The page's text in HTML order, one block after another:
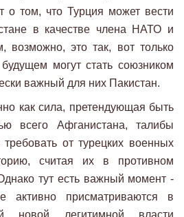
о том, что Турция может вести
в качестве члена НАТО и
возможно, это так, вот только
могут стать союзником
важный для них Пакистан.
как сила, претендующая быть
всего Афганистана, талибы
от турецких военных
считая их в противном
тут есть важный момент -
активно присматриваются в
новой легитимной власти